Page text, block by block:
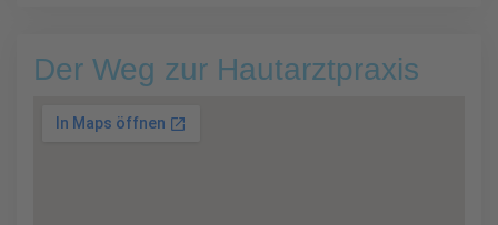
Der Weg zur Hautarztpraxis